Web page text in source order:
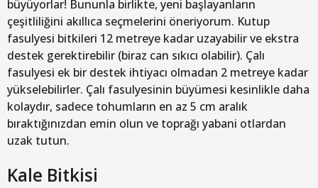
büyüyorlar! Bununla birlikte, yeni başlayanların
çeşitliliğini akıllıca seçmelerini öneriyorum. Kutup
fasulyesi bitkileri 12 metreye kadar uzayabilir ve ekstra
destek gerektirebilir (biraz can sıkıcı olabilir). Çalı
fasulyesi ek bir destek ihtiyacı olmadan 2 metreye kadar
yükselebilirler. Çalı fasulyesinin büyümesi kesinlikle daha
kolaydır, sadece tohumların en az 5 cm aralık
bıraktığınızdan emin olun ve toprağı yabani otlardan
uzak tutun.
Kale Bitkisi